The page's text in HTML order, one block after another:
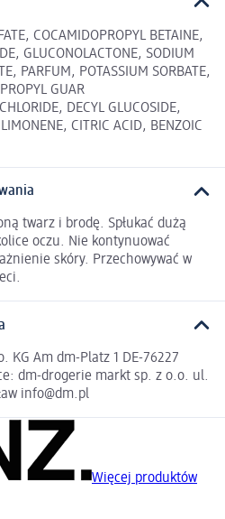
COCAMIDOPROPYL BETAINE,
GLUCONOLACTONE, SODIUM
PARFUM, POTASSIUM SORBATE,
GUAR
DECYL GLUCOSIDE,
CITRIC ACID, BENZOIC
twarz i brodę. Spłukać dużą
oczu. Nie kontynuować
skóry. Przechowywać w
KG Am dm-Platz 1 DE-76227
dm-drogerie markt sp. z o.o. ul.
info@dm.pl
Więcej produktów